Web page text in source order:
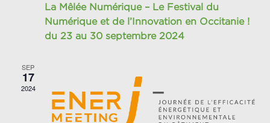
La Mêlée Numérique – Le Festival du
Numérique et de l’Innovation en Occitanie !
du 23 au 30 septembre 2024
SEP
17
2024